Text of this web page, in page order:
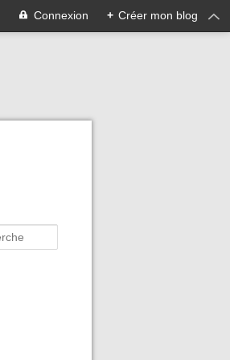
Connexion + Créer mon blog